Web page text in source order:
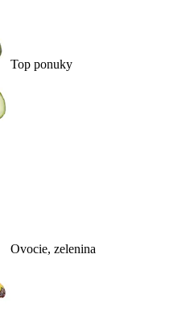
Top ponuky
Ovocie, zelenina